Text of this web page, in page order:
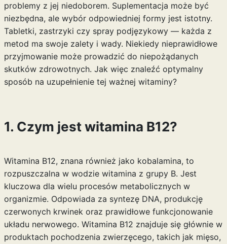
problemy z jej niedoborem. Suplementacja może być
niezbędna, ale wybór odpowiedniej formy jest istotny.
Tabletki, zastrzyki czy spray podjęzykowy — każda z
metod ma swoje zalety i wady. Niekiedy nieprawidłowe
przyjmowanie może prowadzić do niepożądanych
skutków zdrowotnych. Jak więc znaleźć optymalny
sposób na uzupełnienie tej ważnej witaminy?
1. Czym jest witamina B12?
Witamina B12, znana również jako kobalamina, to
rozpuszczalna w wodzie witamina z grupy B. Jest
kluczowa dla wielu procesów metabolicznych w
organizmie. Odpowiada za syntezę DNA, produkcję
czerwonych krwinek oraz prawidłowe funkcjonowanie
układu nerwowego. Witamina B12 znajduje się głównie w
produktach pochodzenia zwierzęcego, takich jak mięso,